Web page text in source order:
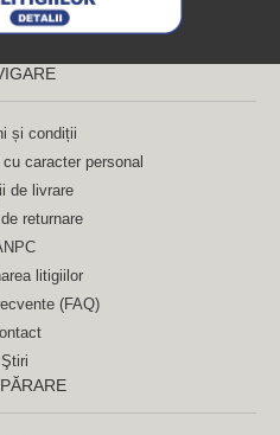
și condiții
caracter personal
de livrare
returnare
litigiilor
(FAQ)
Ştiri